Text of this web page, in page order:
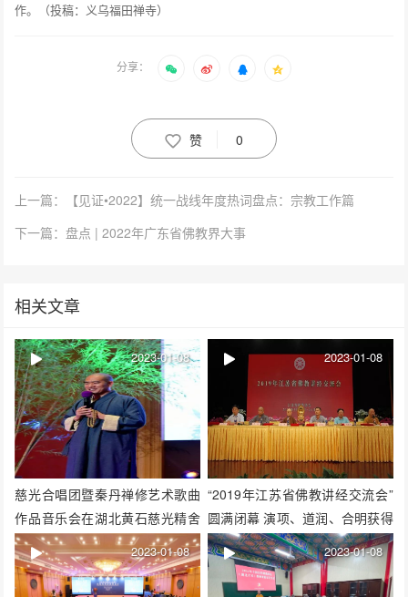
作。（投稿：义乌福田禅寺）
分享：
赞 0
上一篇：【见证•2022】统一战线年度热词盘点：宗教工作篇
下一篇：盘点 | 2022年广东省佛教界大事
相关文章
慈光合唱团暨秦丹禅修艺术歌曲
作品音乐会在湖北黄石慈光精舍
举行
2023-01-08
“2019年江苏省佛教讲经交流会”
圆满闭幕 演项、道润、合明获得
一等奖
2023-01-08
2023-01-08 2023-01-08